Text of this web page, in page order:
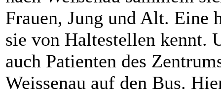
Frauen, Jung und Alt. Eine
sie von Haltestellen kennt.
auch Patienten des
Weissenau auf den Bus.